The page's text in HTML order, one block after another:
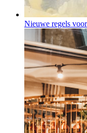
Nieuwe regels